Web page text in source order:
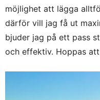
möjlighet att lägga
därför vill jag få ut
bjuder jag på ett pass
och effektiv. Hoppas